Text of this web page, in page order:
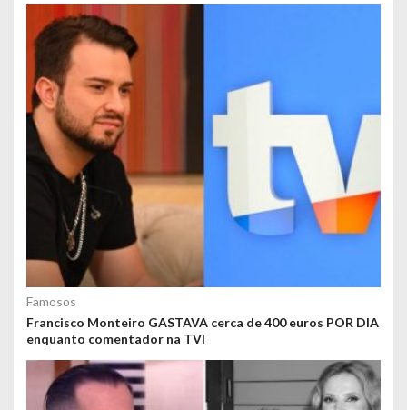
Famosos
Francisco Monteiro GASTAVA cerca de 400 euros POR DIA
enquanto comentador na TVI